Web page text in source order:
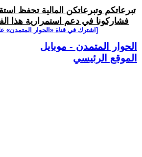
تبرعاتكم وتبرعاتكن المالية تحفظ
فشاركونا في دعم استمرارية هذا
[اشترك في قناة ‫«الحوار المتمدن»
الحوار المتمدن - موبايل
الموقع الرئيسي